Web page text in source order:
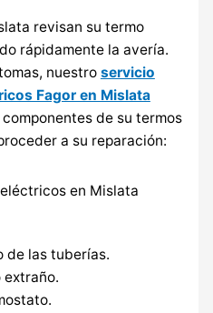
revisan su termo
rápidamente la avería.
nuestro servicio
Fagor en Mislata
de su termos
a su reparación:
de las tuberías.
extraño.